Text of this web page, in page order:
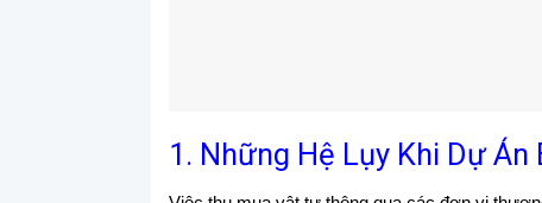
1. Những Hệ Lụy Khi Dự